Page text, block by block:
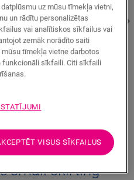
small skirting
uz mūsu tīmekļa vietni,
un rādītu personalizētas
vai analītiskos sīkfailus vai
zemāk norādīto saiti
mūsu tīmekļa vietne darbotos
funkcionāli sīkfaili. Citi sīkfaili
VISUS SĪKFAILUS